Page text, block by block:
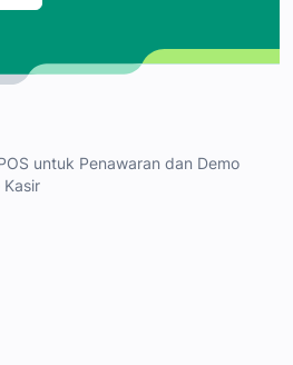
untuk Penawaran dan Demo